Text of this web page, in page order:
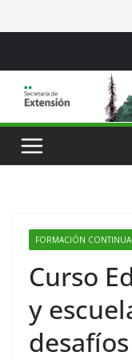
al
FORMACIÓN CONTINUA
Curso
y